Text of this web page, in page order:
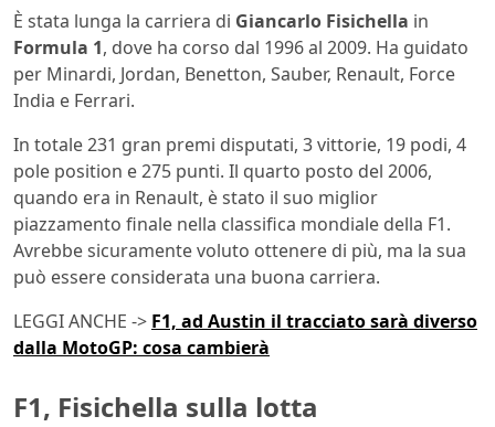
È stata lunga la carriera di Giancarlo Fisichella in
Formula 1, dove ha corso dal 1996 al 2009. Ha guidato
per Minardi, Jordan, Benetton, Sauber, Renault, Force
India e Ferrari.
In totale 231 gran premi disputati, 3 vittorie, 19 podi, 4
pole position e 275 punti. Il quarto posto del 2006,
quando era in Renault, è stato il suo miglior
piazzamento finale nella classifica mondiale della F1.
Avrebbe sicuramente voluto ottenere di più, ma la sua
può essere considerata una buona carriera.
LEGGI ANCHE -> F1, ad Austin il tracciato sarà diverso
dalla MotoGP: cosa cambierà
F1, Fisichella sulla lotta